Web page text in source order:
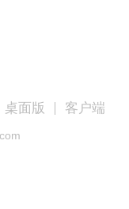
桌面版 客户端